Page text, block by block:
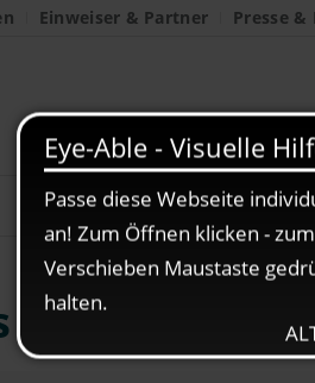
Einweiser & Partner Presse &